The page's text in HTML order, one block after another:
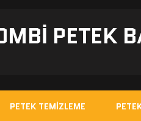
PETEK
PETEK TEMIZLEME